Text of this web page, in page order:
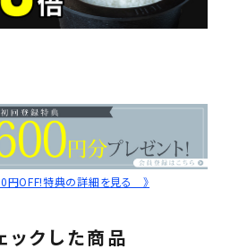
円OFF!特典の詳細を見る 》
ックした商品